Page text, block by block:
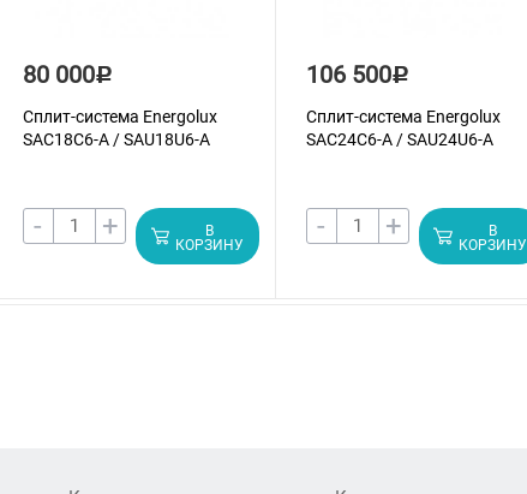
80 000Р
Сплит-система Energolux
SAС18С6-A / SAU18U6-A
- +
В
КОРЗИНУ
106 500Р
Сплит-система Energolux
SAС24С6-A / SAU24U6-A
- +
В
КОРЗИНУ